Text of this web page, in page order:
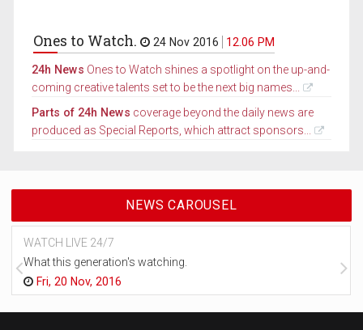
Ones to Watch. 24 Nov 2016 12.06 PM
24h News Ones to Watch shines a spotlight on the up-and-
coming creative talents set to be the next big names...
Parts of 24h News coverage beyond the daily news are
produced as Special Reports, which attract sponsors...
NEWS CAROUSEL
WATCH LIVE 24/7
What this generation's watching.
Fri, 20 Nov, 2016